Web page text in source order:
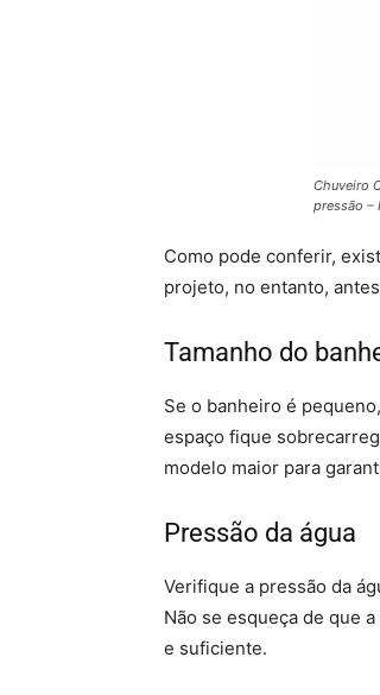
Chuveiro
pressão –
Como pode conferir,
projeto, no entanto,
Tamanho do
Se o banheiro é
espaço fique
modelo maior para
Pressão da água
Verifique a pressão da
Não se esqueça de que
e suficiente.